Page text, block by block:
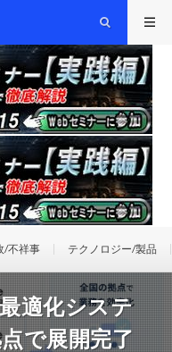
/不祥事 テクノロジー/製品
適化システ
で展開完了